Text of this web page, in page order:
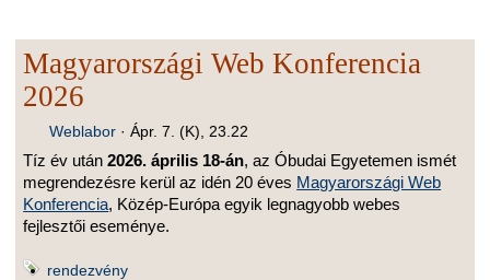
Magyarországi Web Konferencia
2026
Weblabor· Ápr. 7. (K), 23.22
Tíz év után2026. április 18-án, az Óbudai Egyetemen ismét
megrendezésre kerül az idén 20 éves Magyarországi Web
Konferencia, Közép-Európa egyik legnagyobb webes
fejlesztői eseménye.
rendezvény